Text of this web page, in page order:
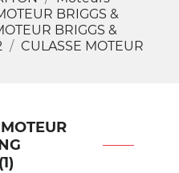
BRIGGS &
BRIGGS &
CULASSE MOTEUR